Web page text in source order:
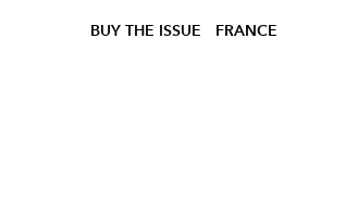
BUY THE ISSUE FRANCE